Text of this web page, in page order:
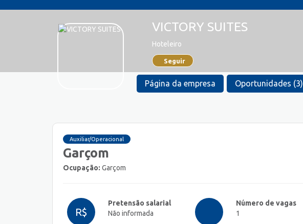
VICTORY SUITES
Hoteleiro
Seguir
Página da empresa Oportunidades (3)
Auxiliar/Operacional
Garçom
Ocupação: Garçom
R$
Pretensão salarial
Não informada
Número de vagas
1